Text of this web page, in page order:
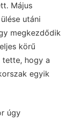
Május
utáni
megkezdődik
körű
tette, hogy a
egyik
úgy